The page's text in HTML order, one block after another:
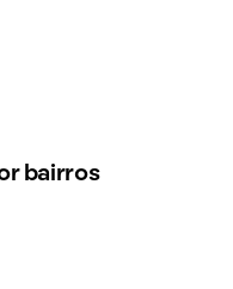
bairros